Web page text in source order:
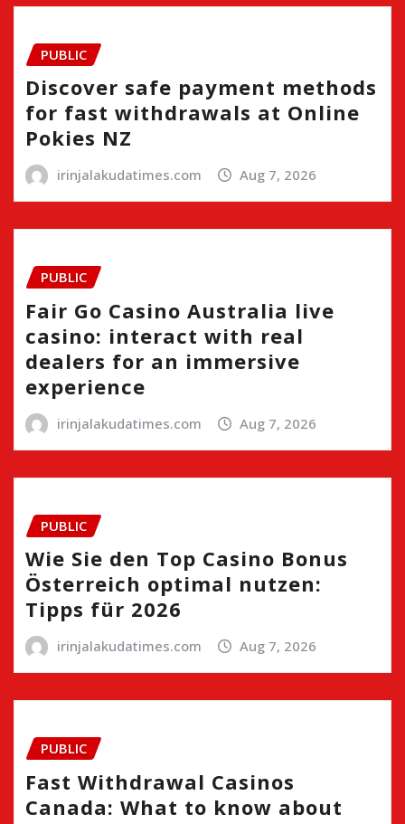
PUBLIC
Discover safe payment methods
for fast withdrawals at Online
Pokies NZ
irinjalakudatimes.com Aug 7, 2026
PUBLIC
Fair Go Casino Australia live
casino: interact with real
dealers for an immersive
experience
irinjalakudatimes.com Aug 7, 2026
PUBLIC
Wie Sie den Top Casino Bonus
Österreich optimal nutzen:
Tipps für 2026
irinjalakudatimes.com Aug 7, 2026
PUBLIC
Fast Withdrawal Casinos
Canada: What to know about